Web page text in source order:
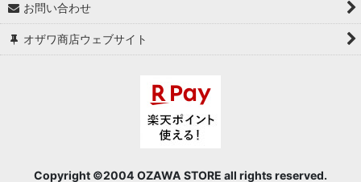
お問い合わせ
オザワ商店ウェブサイト
Copyright ©2004 OZAWA STORE all rights reserved.